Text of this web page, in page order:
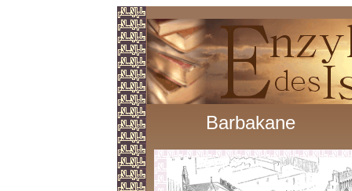
Barbakane